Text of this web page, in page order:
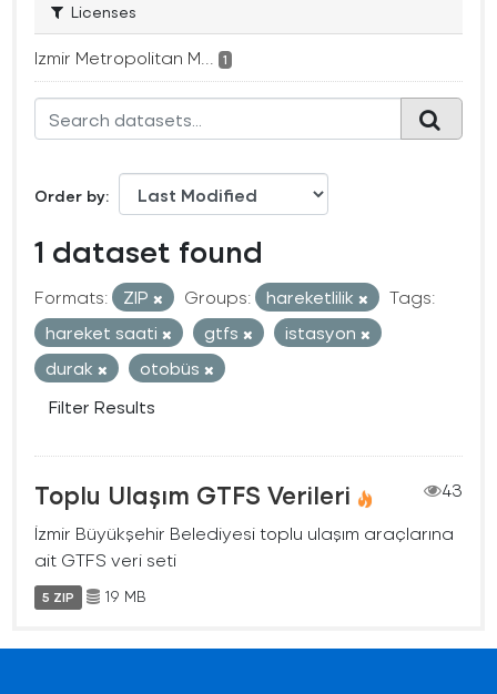
Licenses
Izmir Metropolitan M... 1
Order by
1 dataset found
Formats: ZIP Groups: hareketlilik
Tags:
hareket saati
gtfs
istasyon
durak
otobüs
Filter Results
Toplu Ulaşım GTFS Verileri
43
İzmir Büyükşehir Belediyesi toplu ulaşım araçlarına
ait GTFS veri seti
5 ZIP 19 MB